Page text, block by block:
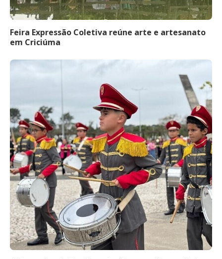
Feira Expressão Coletiva reúne arte e artesanato
em Criciúma